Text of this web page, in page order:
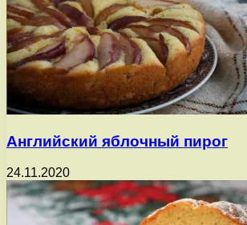
Английский яблочный пирог
24.11.2020